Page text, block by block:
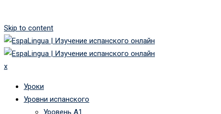
Skip to content
x
Уроки
Уровни испанского
Уровень А1